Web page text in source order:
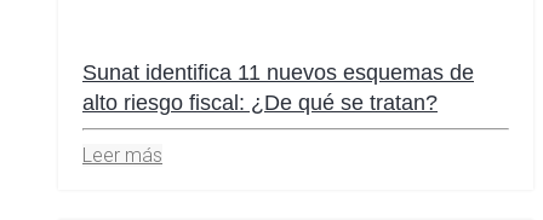
Sunat identifica 11 nuevos esquemas de
alto riesgo fiscal: ¿De qué se tratan?
Leer más